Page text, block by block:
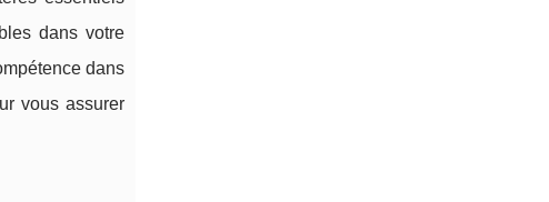
dans votre
dans
vous assurer